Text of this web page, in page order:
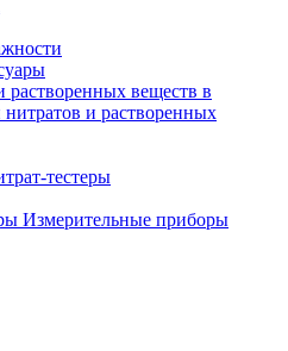
растворенных веществ в
и растворенных
тестеры
Измерительные приборы